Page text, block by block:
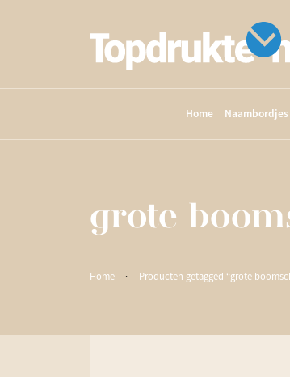
Home Naambordjes
grote
Home · Producten getagged “grote